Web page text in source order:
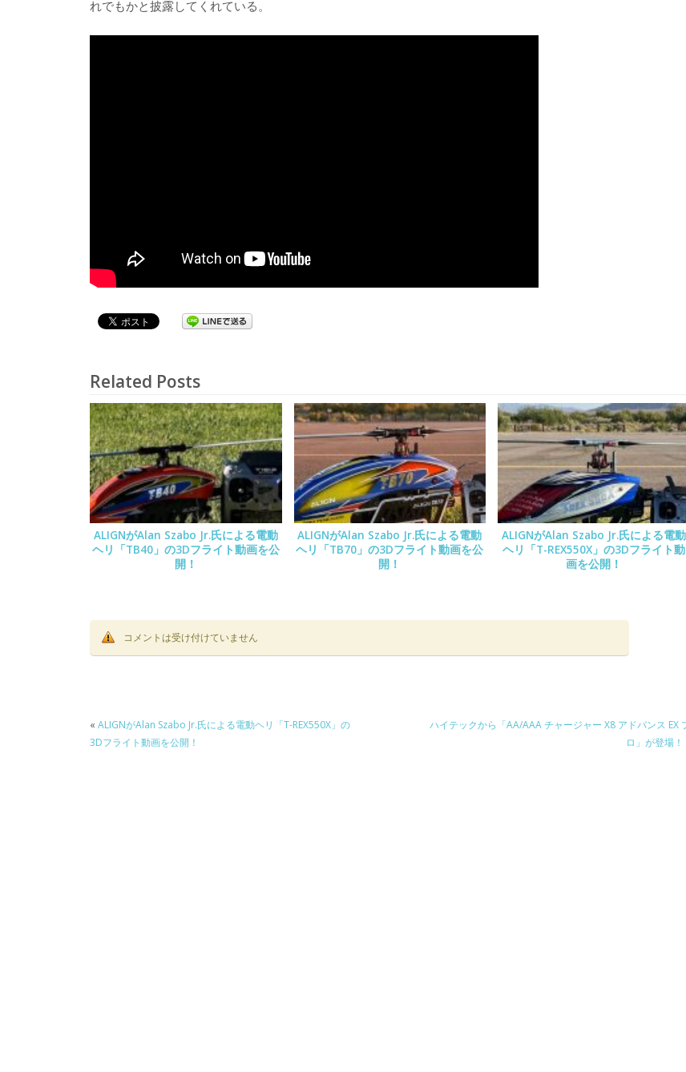
れでもかと披露してくれている。
Related Posts
ALIGNがAlan Szabo Jr.氏による電動
ヘリ「TB40」の3Dフライト動画を公
開！
ALIGNがAlan Szabo Jr.氏による電動
ヘリ「TB70」の3Dフライト動画を公
開！
ALIGNがAlan Szabo Jr.氏による電動
ヘリ「T-REX550X」の3Dフライト動
画を公開！
コメントは受け付けていません
« ALIGNがAlan Szabo Jr.氏による電動ヘリ「T-REX550X」の
3Dフライト動画を公開！
ハイテックから「AA/AAA チャージャー X8 アドバンス EX
ロ」が登場！